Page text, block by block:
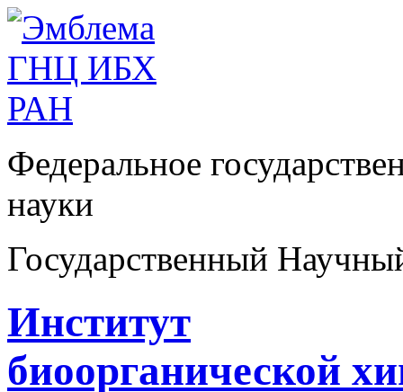
Федеральное
науки
Государственный
Институт
биоорганической